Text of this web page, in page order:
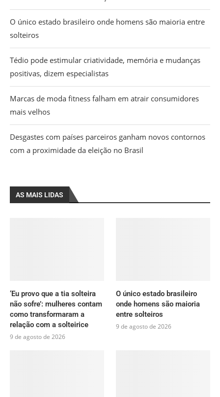
O único estado brasileiro onde homens são maioria entre
solteiros
Tédio pode estimular criatividade, memória e mudanças
positivas, dizem especialistas
Marcas de moda fitness falham em atrair consumidores
mais velhos
Desgastes com países parceiros ganham novos contornos
com a proximidade da eleição no Brasil
AS MAIS LIDAS
‘Eu provo que a tia solteira
não sofre’: mulheres contam
como transformaram a
relação com a solteirice
9 de agosto de 2026
O único estado brasileiro
onde homens são maioria
entre solteiros
9 de agosto de 2026